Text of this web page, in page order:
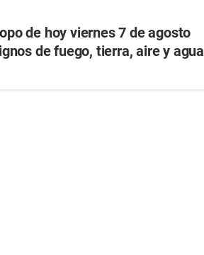
de hoy viernes 7 de agosto
de fuego, tierra, aire y agua